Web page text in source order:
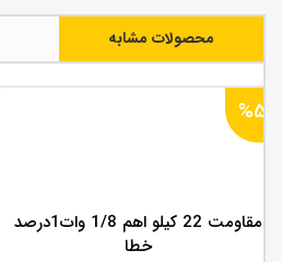
محصولات مشابه
%5
مقاومت 22 کیلو اهم 1/8 وات1درصد
خطا